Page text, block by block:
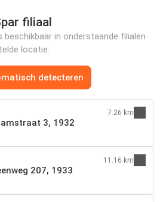
filiaal
beschikbaar in onderstaande filialen
locatie:
detecteren
3, 1932
7.26 km
207, 1933
11.16 km